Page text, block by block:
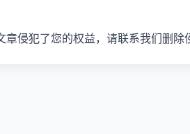
章侵犯了您的权益，请联系我们删除